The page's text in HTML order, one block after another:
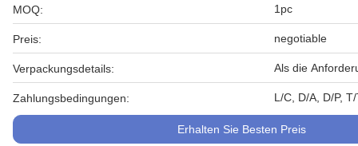
MOQ: 1pc
Preis: negotiable
Verpackungsdetails: Als die
Zahlungsbedingungen: L/C, D/A, D/P,
Erhalten Sie Besten Preis